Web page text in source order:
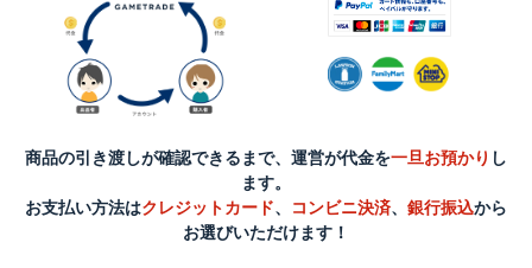
商品の引き渡しが確認できるまで、運営が代金を一旦お預かり し
ます。
お支払い方法はクレジットカード、 コンビニ決済、 銀行振込から
お選びいただけます！